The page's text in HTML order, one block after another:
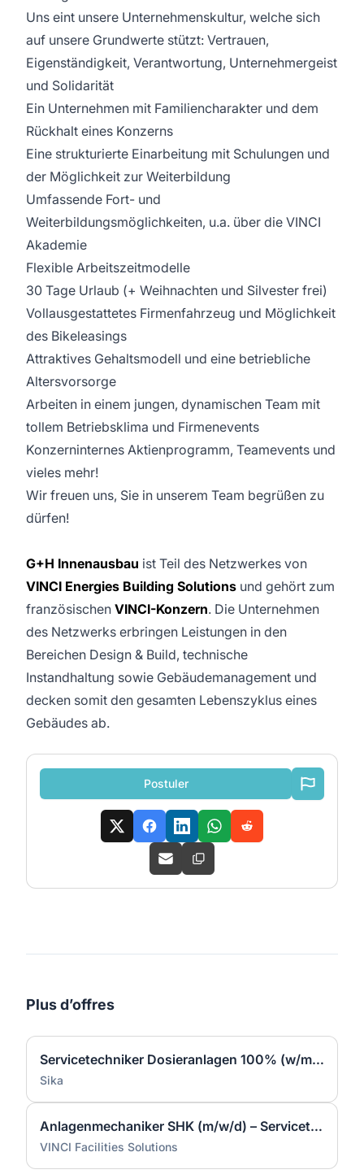
Uns eint unsere Unternehmenskultur, welche sich
auf unsere Grundwerte stützt: Vertrauen,
Eigenständigkeit, Verantwortung, Unternehmergeist
und Solidarität
Ein Unternehmen mit Familiencharakter und dem
Rückhalt eines Konzerns
Eine strukturierte Einarbeitung mit Schulungen und
der Möglichkeit zur Weiterbildung
Umfassende Fort- und
Weiterbildungsmöglichkeiten, u.a. über die VINCI
Akademie
Flexible Arbeitszeitmodelle
30 Tage Urlaub (+ Weihnachten und Silvester frei)
Vollausgestattetes Firmenfahrzeug und Möglichkeit
des Bikeleasings
Attraktives Gehaltsmodell und eine betriebliche
Altersvorsorge
Arbeiten in einem jungen, dynamischen Team mit
tollem Betriebsklima und Firmenevents
Konzerninternes Aktienprogramm, Teamevents und
vieles mehr!
Wir freuen uns, Sie in unserem Team begrüßen zu
dürfen!
G+H Innenausbau ist Teil des Netzwerkes von
VINCI Energies Building Solutions und gehört zum
französischen VINCI-Konzern. Die Unternehmen
des Netzwerks erbringen Leistungen in den
Bereichen Design & Build, technische
Instandhaltung sowie Gebäudemanagement und
decken somit den gesamten Lebenszyklus eines
Gebäudes ab.
Postuler
Plus d’offres
Servicetechniker Dosieranlagen 100% (w/m/d)
Sika
Anlagenmechaniker SHK (m/w/d) – Servicetechniker Heizung | Lüftung | Sanitär
VINCI Facilities Solutions